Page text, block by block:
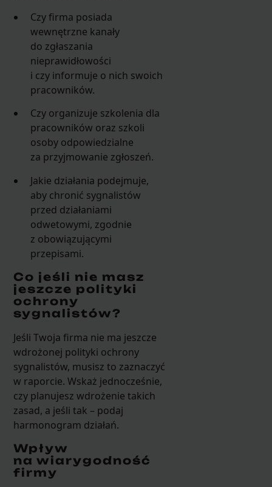
Czy firma posiada
wewnętrzne kanały
do zgłaszania
nieprawidłowości
i czy informuje o nich swoich
pracowników.
Czy organizuje szkolenia dla
pracowników oraz szkoli
osoby odpowiedzialne
za przyjmowanie zgłoszeń.
Jakie działania podejmuje,
aby chronić sygnalistów
przed działaniami
odwetowymi, zgodnie
z obowiązującymi
przepisami.
Co jeśli nie masz
jeszcze polityki
ochrony
sygnalistów?
Jeśli Twoja firma nie ma jeszcze
wdrożonej polityki ochrony
sygnalistów, musisz to zaznaczyć
w raporcie. Wskaż jednocześnie,
czy planujesz wdrożenie takich
zasad, a jeśli tak – podaj
harmonogram działań.
Wpływ
na wiarygodność
firmy